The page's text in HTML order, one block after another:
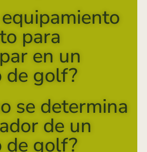
para
en un
de golf?
se determina
de un
de golf?